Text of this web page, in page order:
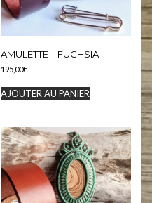
AMULETTE – FUCHSIA
195,00€
AJOUTER AU PANIER